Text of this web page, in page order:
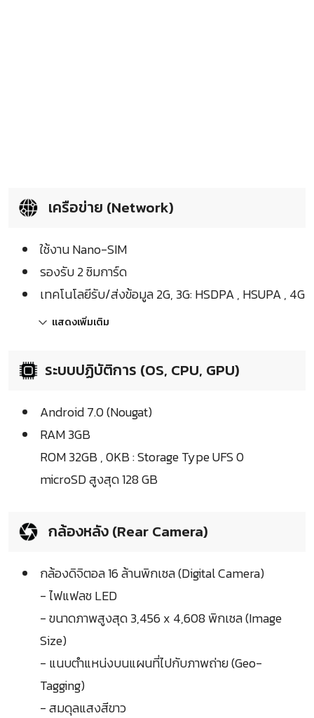
เครือข่าย (Network)
ใช้งาน Nano-SIM
รองรับ 2 ซิมการ์ด
เทคโนโลยีรับ/ส่งข้อมูล 2G, 3G: HSDPA , HSUPA , 4G
แสดงเพิ่มเติม
ระบบปฏิบัติการ (OS, CPU, GPU)
Android 7.0 (Nougat)
RAM 3GB
ROM 32GB , 0KB : Storage Type UFS 0
microSD สูงสุด 128 GB
กล้องหลัง (Rear Camera)
กล้องดิจิตอล 16 ล้านพิกเซล (Digital Camera)
- ไฟแฟลช LED
- ขนาดภาพสูงสุด 3,456 x 4,608 พิกเซล (Image
Size)
- แนบตำแหน่งบนแผนที่ไปกับภาพถ่าย (Geo-
Tagging)
- สมดุลแสงสีขาว